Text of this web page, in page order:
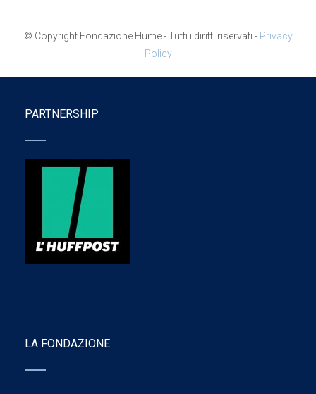
© Copyright Fondazione Hume - Tutti i diritti riservati - Privacy
Policy
PARTNERSHIP
LA FONDAZIONE